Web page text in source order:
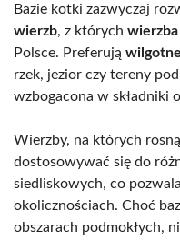
Bazie kotki zazwyczaj
wierzb, z których
Polsce. Preferują
rzek, jezior czy tereny
wzbogacona w składniki
Wierzby, na których
dostosowywać się do
siedliskowych, co
okolicznościach. Choć
obszarach podmokłych,